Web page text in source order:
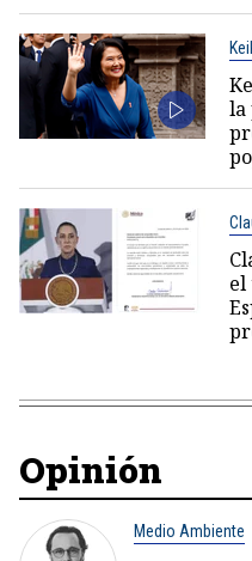
la
el
Opinión
Medio Ambiente